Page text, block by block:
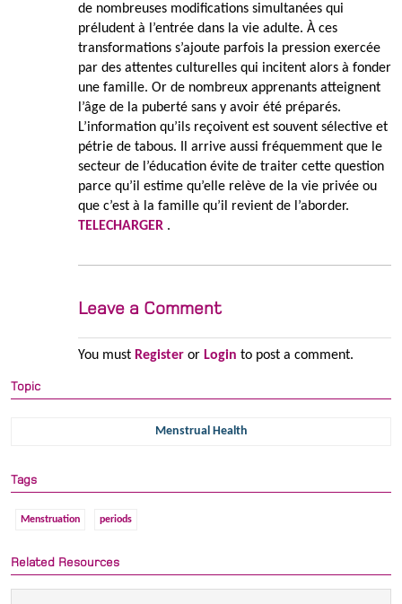
de nombreuses modifications simultanées qui
préludent à l’entrée dans la vie adulte. À ces
transformations s’ajoute parfois la pression exercée
par des attentes culturelles qui incitent alors à fonder
une famille. Or de nombreux apprenants atteignent
l’âge de la puberté sans y avoir été préparés.
L’information qu’ils reçoivent est souvent sélective et
pétrie de tabous. Il arrive aussi fréquemment que le
secteur de l’éducation évite de traiter cette question
parce qu’il estime qu’elle relève de la vie privée ou
que c’est à la famille qu’il revient de l’aborder.
TELECHARGER.
Leave a Comment
You must Registeror Login to post a comment.
Topic
Menstrual Health
Tags
Menstruation periods
Related Resources